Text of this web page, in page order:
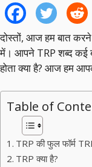
दोस्तों, आज हम बात
में। आपने TRP शब्‍द कई
होता क्‍या है? आज हम
Table of
TRP की फुल फॉर्म
TRP क्‍या है?